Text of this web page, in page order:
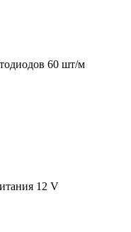
60 шт/м
12 V